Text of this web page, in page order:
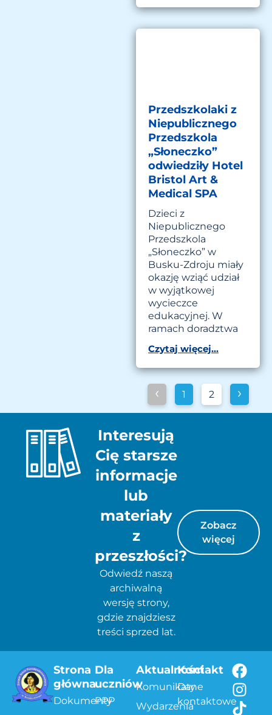
Przedszkolaki z
Niepublicznego
Przedszkola
„Słoneczko”
odwiedziły Hotel
Bristol Art &
Medical SPA
Dzieci z
Niepublicznego
Przedszkola
„Słoneczko” w
Busku-Zdroju miały
okazję wziąć udział
w wyjątkowej
wycieczce
edukacyjnej. W
ramach doradztwa
Czytaj więcej...
‹ 1 2 ›
Interesują
Cię starsze
informacje
lub
materiały
z
przeszłości?
Odwiedź naszą
archiwalną
wersję strony,
gdzie znajdziesz
treści sprzed lat.
Zobacz
więcej
Strona
główna
Dokumenty
Dla
uczniów
PPP
Aktualności
Komunikaty
Wydarzenia
Kontakt
Dane
kontaktowe